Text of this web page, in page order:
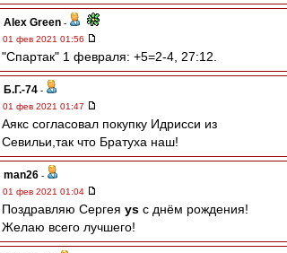
Alex Green -
01 фев 2021 01:56
"Cпартак" 1 февраля: +5=2-4, 27:12.
Б.Г.-74 -
01 фев 2021 01:47
Аякс согласовал покупку Идрисси из
Севильи,так что Братуха наш!
man26 -
01 фев 2021 01:04
Поздравляю Сергея ys с днём рождения!
Желаю всего лучшего!